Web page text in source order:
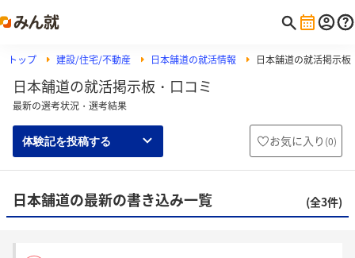
トップ 建設/住宅/不動産 日本舗道の就活情報 日本舗道の就活掲示板
日本舗道の就活掲示板・口コミ
最新の選考状況・選考結果
体験記を投稿する お気に入り (0)
日本舗道の最新の書き込み一覧 (全3件)